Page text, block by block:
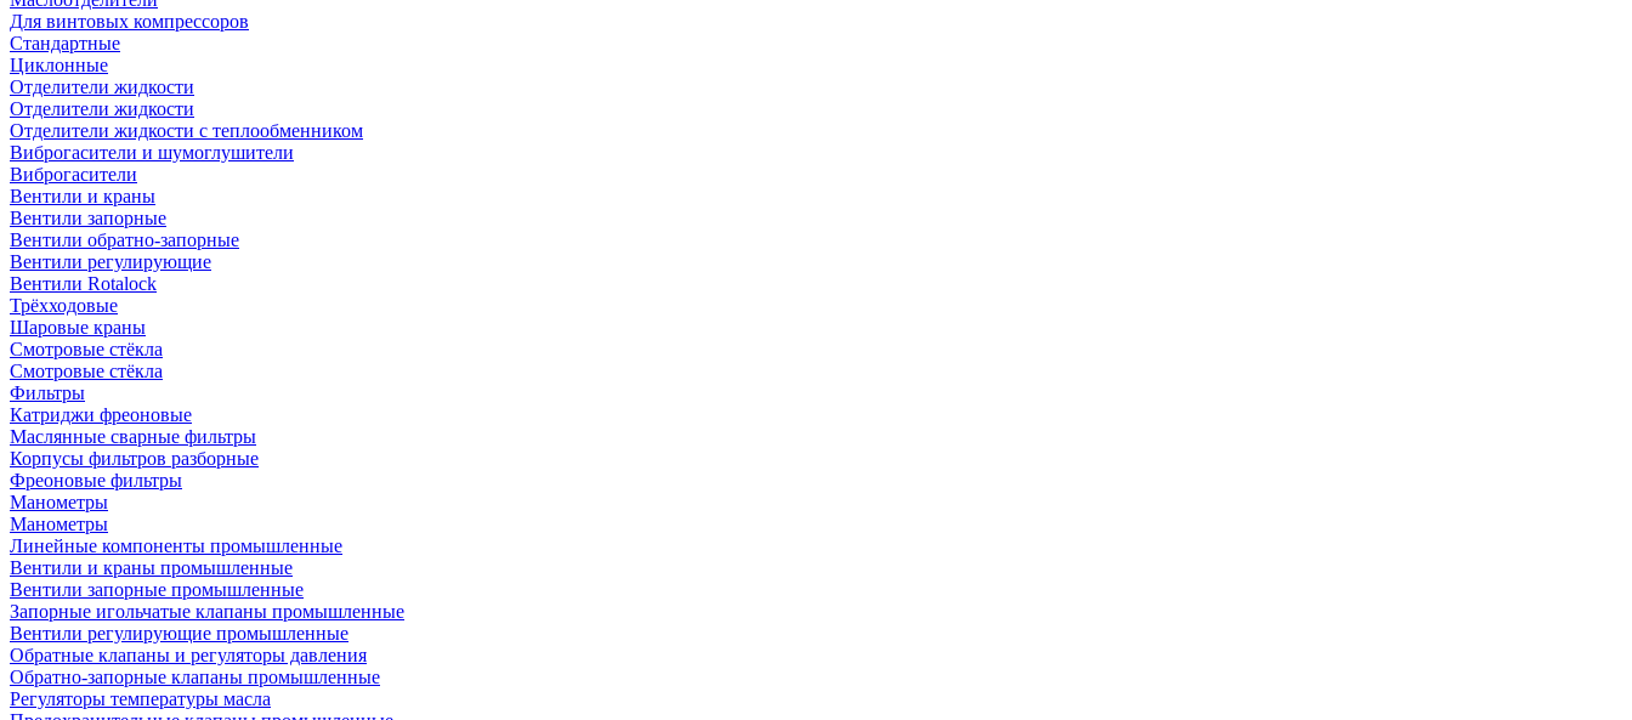
Для винтовых компрессоров
Стандартные
Циклонные
Отделители жидкости
Отделители жидкости
Отделители жидкости с теплообменником
Виброгасители и шумоглушители
Виброгасители
Вентили и краны
Вентили запорные
Вентили обратно-запорные
Вентили регулирующие
Вентили Rotalock
Трёхходовые
Шаровые краны
Смотровые стёкла
Смотровые стёкла
Фильтры
Катриджи фреоновые
Маслянные сварные фильтры
Корпусы фильтров разборные
Фреоновые фильтры
Манометры
Манометры
Линейные компоненты промышленные
Вентили и краны промышленные
Вентили запорные промышленные
Запорные игольчатые клапаны промышленные
Вентили регулирующие промышленные
Обратные клапаны и регуляторы давления
Обратно-запорные клапаны промышленные
Регуляторы температуры масла